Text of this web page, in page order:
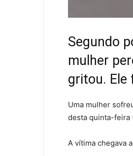
Segundo
mulher
gritou. Ele
Uma mulher
desta quinta-feira
A vítima chegava